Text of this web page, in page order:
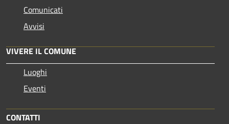
Comunicati
Avvisi
VIVERE IL COMUNE
Luoghi
Eventi
CONTATTI